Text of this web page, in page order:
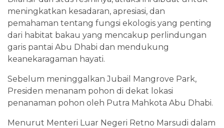
meningkatkan kesadaran, apresiasi, dan
pemahaman tentang fungsi ekologis yang penting
dari habitat bakau yang mencakup perlindungan
garis pantai Abu Dhabi dan mendukung
keanekaragaman hayati.
Sebelum meninggalkan Jubail Mangrove Park,
Presiden menanam pohon di dekat lokasi
penanaman pohon oleh Putra Mahkota Abu Dhabi.
Menurut Menteri Luar Negeri Retno Marsudi dalam